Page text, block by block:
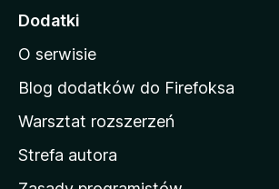
e
r
F
o
o
a
d
m
o
w
Dodatki
O serwisie
Blog dodatków do Firefoksa
Warsztat rozszerzeń
Strefa autora